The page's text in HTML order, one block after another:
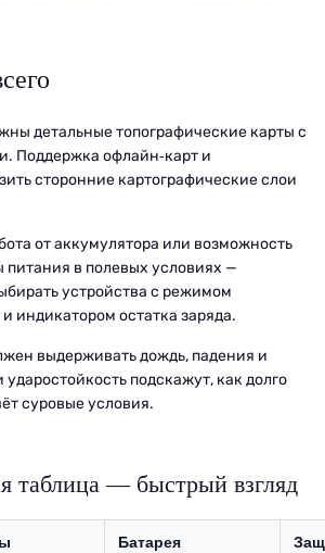
детальные топографические карты с
Поддержка офлайн‑карт и
сторонние картографические слои
от аккумулятора или возможность
питания в полевых условиях —
устройства с режимом
индикатором остатка заряда.
выдерживать дождь, падения и
подскажут, как долго
суровые условия.
таблица — быстрый взгляд
Батарея